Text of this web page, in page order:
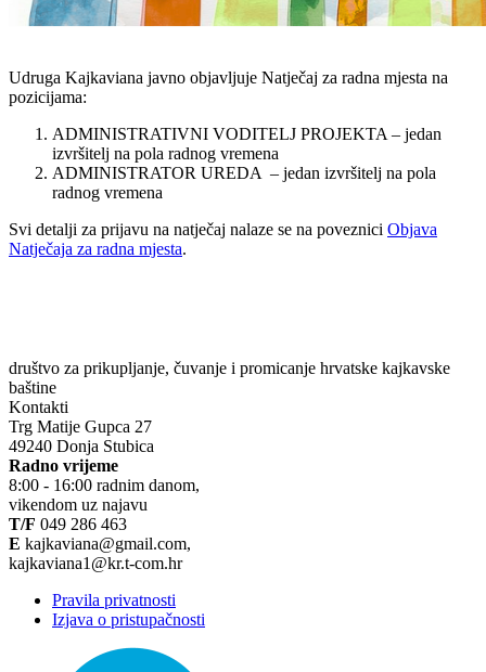
Udruga Kajkaviana javno objavljuje Natječaj za radna mjesta na
pozicijama:
ADMINISTRATIVNI VODITELJ PROJEKTA – jedan
izvršitelj na pola radnog vremena
ADMINISTRATOR UREDA – jedan izvršitelj na pola
radnog vremena
Svi detalji za prijavu na natječaj nalaze se na poveznici Objava
Natječaja za radna mjesta.
društvo za prikupljanje, čuvanje i promicanje hrvatske kajkavske
baštine
Kontakti
Trg Matije Gupca 27
49240 Donja Stubica
Radno vrijeme
8:00 - 16:00 radnim danom,
vikendom uz najavu
T/F 049 286 463
E kajkaviana@gmail.com,
kajkaviana1@kr.t-com.hr
Pravila privatnosti
Izjava o pristupačnosti